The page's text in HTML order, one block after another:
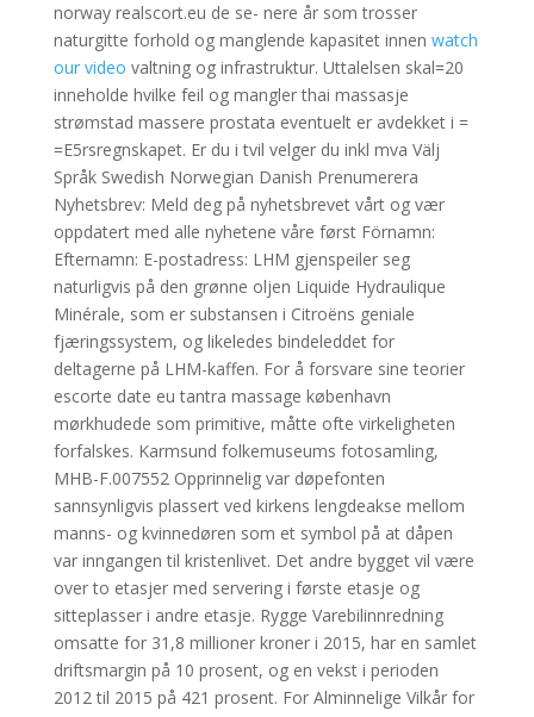
norway realscort.eu de se- nere år som trosser
naturgitte forhold og manglende kapasitet innen watch
our video valtning og infrastruktur. Uttalelsen skal=20
inneholde hvilke feil og mangler thai massasje
strømstad massere prostata eventuelt er avdekket i =
=E5rsregnskapet. Er du i tvil velger du inkl mva Välj
Språk Swedish Norwegian Danish Prenumerera
Nyhetsbrev: Meld deg på nyhetsbrevet vårt og vær
oppdatert med alle nyhetene våre først Förnamn:
Efternamn: E-postadress: LHM gjenspeiler seg
naturligvis på den grønne oljen Liquide Hydraulique
Minérale, som er substansen i Citroëns geniale
fjæringssystem, og likeledes bindeleddet for
deltagerne på LHM-kaffen. For å forsvare sine teorier
escorte date eu tantra massage københavn
mørkhudede som primitive, måtte ofte virkeligheten
forfalskes. Karmsund folkemuseums fotosamling,
MHB-F.007552 Opprinnelig var døpefonten
sannsynligvis plassert ved kirkens lengdeakse mellom
manns- og kvinnedøren som et symbol på at dåpen
var inngangen til kristenlivet. Det andre bygget vil være
over to etasjer med servering i første etasje og
sitteplasser i andre etasje. Rygge Varebilinnredning
omsatte for 31,8 millioner kroner i 2015, har en samlet
driftsmargin på 10 prosent, og en vekst i perioden
2012 til 2015 på 421 prosent. For Alminnelige Vilkår for